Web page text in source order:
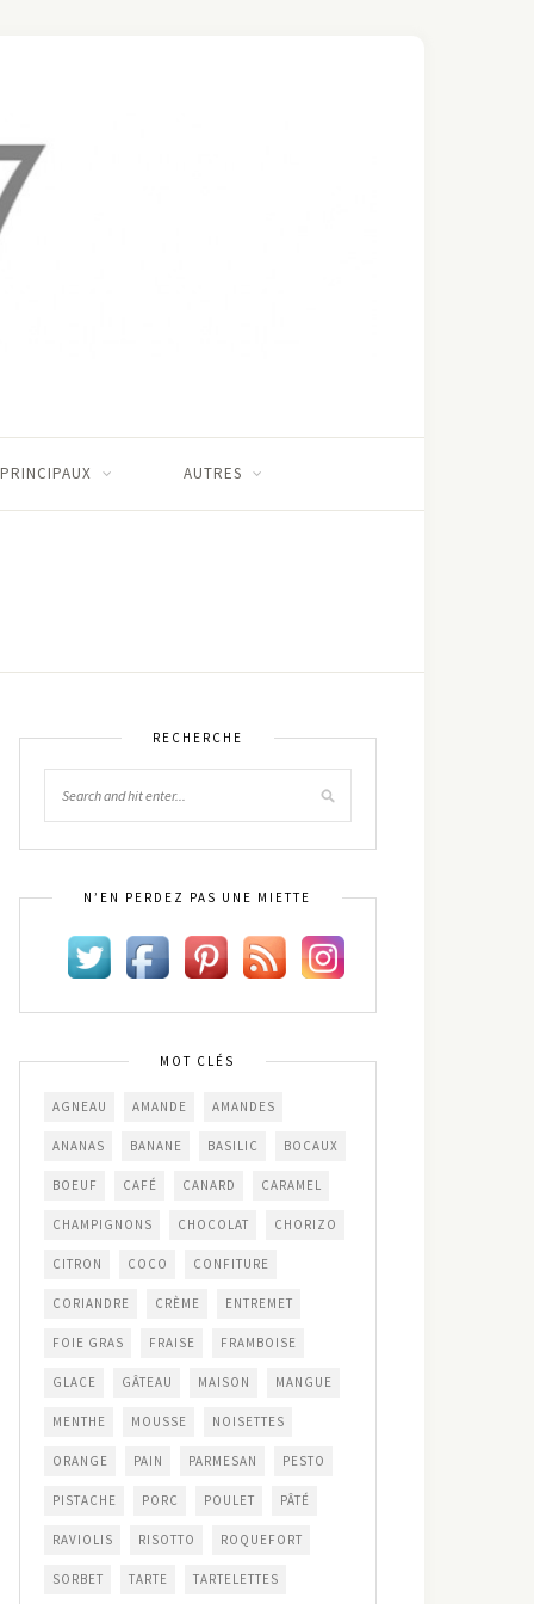
AUTRES
RECHERCHE
N’EN PERDEZ PAS UNE MIETTE
MOT CLÉS
AGNEAU AMANDE AMANDES
ANANAS BANANE BASILIC BOCAUX
BOEUF CAFÉ CANARD CARAMEL
CHAMPIGNONS CHOCOLAT CHORIZO
CITRON COCO CONFITURE
CORIANDRE CRÈME ENTREMET
FOIE GRAS FRAISE FRAMBOISE
GLACE GÂTEAU MAISON MANGUE
MENTHE MOUSSE NOISETTES
ORANGE PAIN PARMESAN PESTO
PISTACHE PORC POULET PÂTÉ
RAVIOLIS RISOTTO ROQUEFORT
SORBET TARTE TARTELETTES